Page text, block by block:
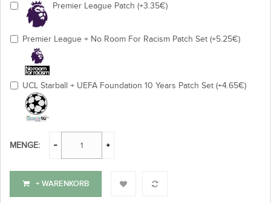
Premier League Patch (+3.35€)
Premier League + No Room For Racism Patch Set (+5.25€)
UCL Starball + UEFA Foundation 10 Years Patch Set (+4.65€)
MENGE:
+ WARENKORB